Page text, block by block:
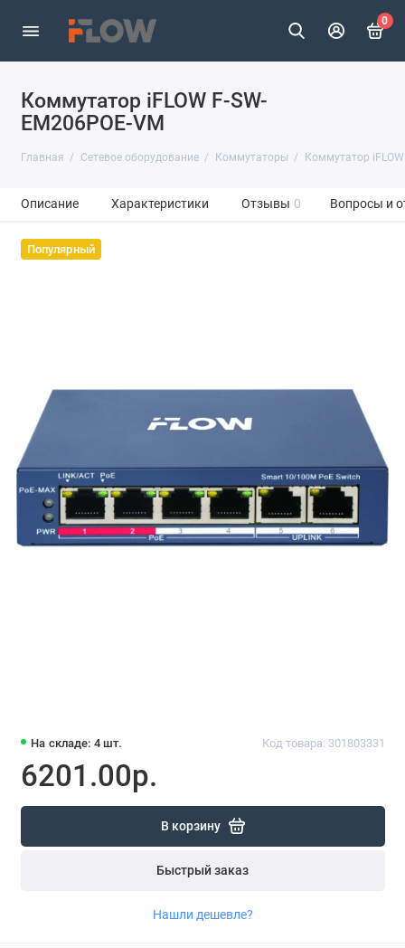
0
Коммутатор iFLOW F-SW-
EM206POE-VM
Главная Сетевое оборудование Коммутаторы Коммутатор iFLOW
Описание Характеристики Отзывы 0 Вопросы и
Популярный
На складе: 4 шт. Код товара: 301803331
6201.00р.
В корзину
Быстрый заказ
Нашли дешевле?